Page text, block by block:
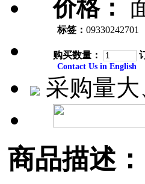
价格：
标签： 09330242701
购买数量：
Contact Us in English
采购量大
商品描述：